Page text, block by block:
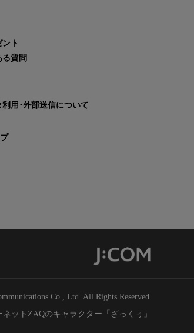
ト
質問
用･外部送信について
Co., Ltd. All Rights Reserved.
ットZAQのキャラクター「ざっくぅ」